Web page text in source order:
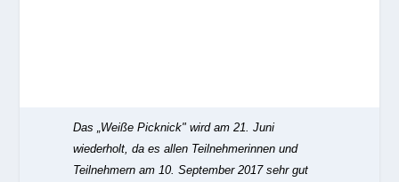
Das „Weiße Picknick" wird am 21. Juni
wiederholt, da es allen Teilnehmerinnen und
Teilnehmern am 10. September 2017 sehr gut